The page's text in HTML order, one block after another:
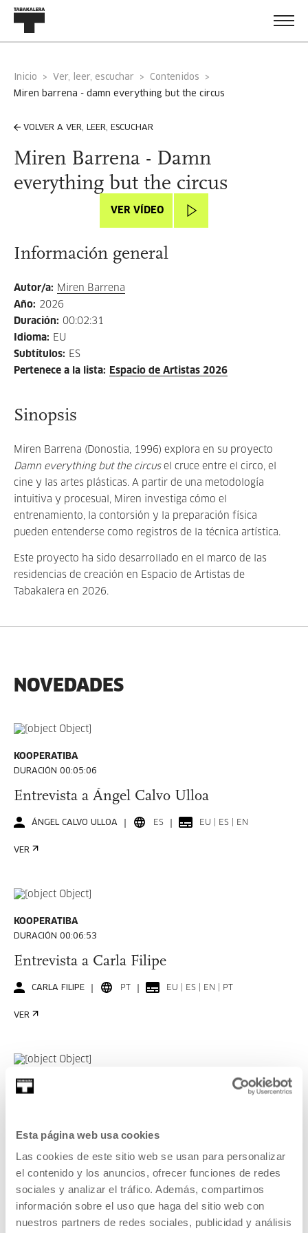
Esta página web usa cookies
Las cookies de este sitio web se usan para personalizar
el contenido y los anuncios, ofrecer funciones de redes
sociales y analizar el tráfico. Además, compartimos
información sobre el uso que haga del sitio web con
nuestros partners de redes sociales, publicidad y análisis
Inicio Ver, leer, escuchar
Contenidos
miren barrena - damn everything but the circus
VOLVER A VER, LEER, ESCUCHAR
Miren Barrena - Damn
everything but the circus
VER VÍDEO
Información general
Autor/a: Miren Barrena
Año: 2026
Duración: 00:02:31
Idioma: EU
Subtítulos: ES
Pertenece a la lista: Espacio de Artistas 2026
Sinopsis
Miren Barrena (Donostia, 1996) explora en su proyecto
Damn everything but the circusel cruce entre el circo, el
cine y las artes plásticas. A partir de una metodología
intuitiva y procesual, Miren investiga cómo el
entrenamiento, la contorsión y la preparación física
pueden entenderse como registros de la técnica artística.
Este proyecto ha sido desarrollado en el marco de las
residencias de creación en Espacio de Artistas de
Tabakalera en 2026.
NOVEDADES
KOOPERATIBA
DURACIÓN 00:05:06
Entrevista a Ángel Calvo Ulloa
ÁNGEL CALVO ULLOA ES EU | ES | EN
VER
KOOPERATIBA
DURACIÓN 00:06:53
Entrevista a Carla Filipe
CARLA FILIPE PT EU | ES | EN | PT
VER
KOOPERATIBA
Entrevista a Taxio Ardanaz
TAXIO ARDANAZ ES EU | ES | EN